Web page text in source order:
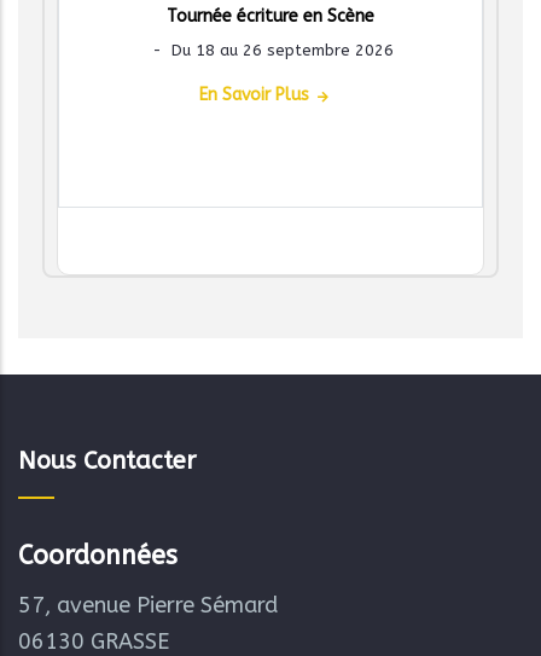
Tournée écriture en Scène
- Du 18 au 26 septembre 2026
En Savoir Plus
Nous Contacter
Coordonnées
57, avenue Pierre Sémard
06130 GRASSE